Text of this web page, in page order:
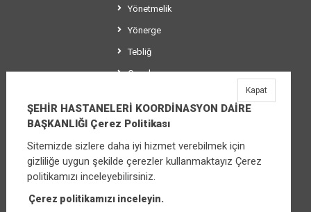
Yönetmelik
Yönerge
Tebliğ
Genelge
ŞEHİR HASTANELERİ KOORDİNASYON DAİRE
BAŞKANLIĞI
Üniversiteler Mahallesi Şehit Mehmet Bayraktar
Caddesi No:3 Çankaya/Ankara
ŞEHİR HASTANELERİ KOORDİNASYON DAİRE
BAŞKANLIĞI Çerez Politikası
Sitemizde sizlere daha iyi hizmet verebilmek için
gizliliğe uygun şekilde çerezler kullanmaktayız Çerez
politikamızı inceleyebilirsiniz.
Çerez politikamızı inceleyin.
Kapat